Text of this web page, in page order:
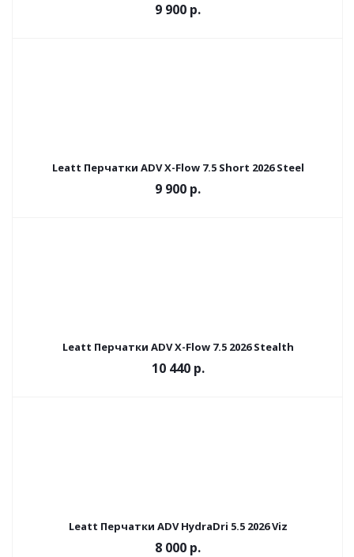
9 900 р.
Leatt Перчатки ADV X-Flow 7.5 Short 2026 Steel
9 900 р.
Leatt Перчатки ADV X-Flow 7.5 2026 Stealth
10 440 р.
Leatt Перчатки ADV HydraDri 5.5 2026 Viz
8 000 р.